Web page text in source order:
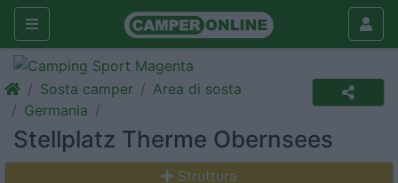
Sosta camper
Area di sosta
Germania
Stellplatz Therme Obernsees
Struttura